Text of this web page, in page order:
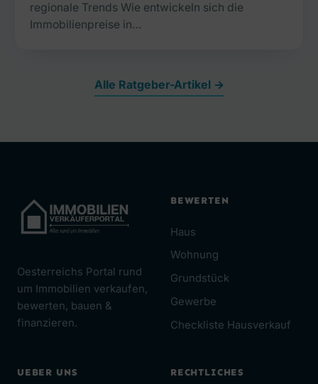
regionale Trends Wie entwickeln sich die
Immobilienpreise in…
Alle Ratgeber-Artikel →
Oesterreichs Portal rund
um Immobilien verkaufen,
bewerten, bauen &
finanzieren.
BEWERTEN
Haus
Wohnung
Grundstück
Gewerbe
Checkliste Hausverkauf
UEBER UNS RECHTLICHES